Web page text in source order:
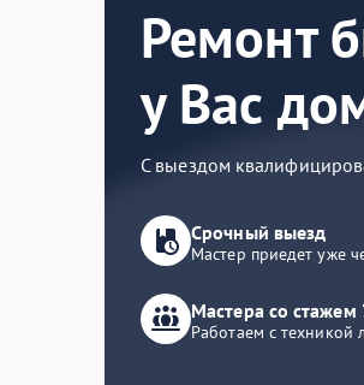
Ремонт
у Вас
С выездом
Срочный выезд
Мастер приедет уже
Мастера со стажем
Работаем с техникой